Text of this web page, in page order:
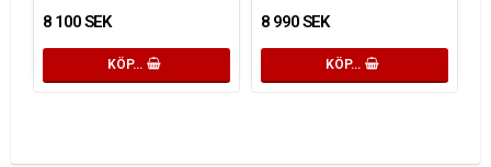
8 100 SEK
KÖP…
8 990 SEK
KÖP…